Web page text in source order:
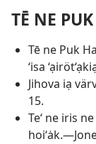
TĒ NE PUK
Tē ne Puk
‘isa
Jihova iạ
15.
Te‘ ne iris